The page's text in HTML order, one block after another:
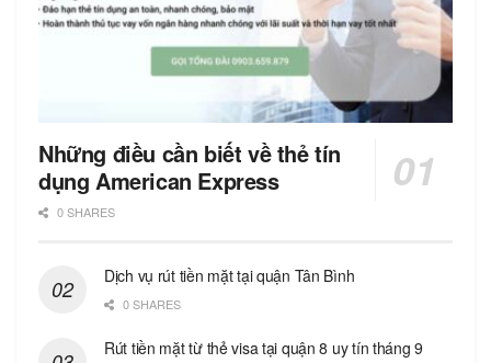
Những điều cần biết về thẻ tín
dụng American Express
0 SHARES
Dịch vụ rút tiền mặt tại quận Tân Bình
0 SHARES
Rút tiền mặt từ thẻ visa tại quận 8 uy tín tháng 9